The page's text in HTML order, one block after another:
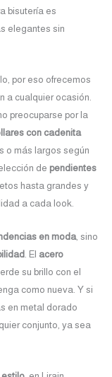
bisutería es
elegantes sin
por eso ofrecemos
a cualquier ocasión.
preocuparse por la
con cadenita
o más largos según
de pendientes
hasta grandes y
a cada look.
en moda, sino
. El acero
su brillo con el
como nueva. Y si
en metal dorado
conjunto, ya sea